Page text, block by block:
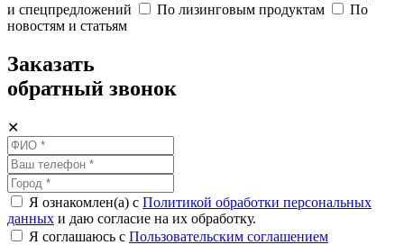
и спецпредложений
По лизинговым продуктам
По
новостям и статьям
Заказать
обратный звонок
✕
Я ознакомлен(а) с Политикой обработки персональных
данных и даю согласие на их обработку.
Я соглашаюсь c Пользовательским соглашением